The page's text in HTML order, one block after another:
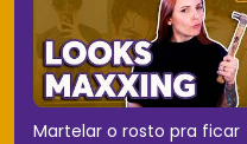
Martelar o rosto pra ficar